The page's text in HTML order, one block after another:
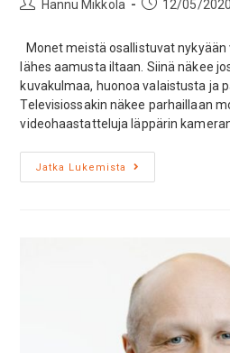
Hannu Mikkola 12/05/2020
Monet meistä osallistuvat
lähes aamusta iltaan. Siinä näkee
kuvakulmaa, huonoa valaistusta ja
Televisiossakin näkee parhaillaan
videohaastatteluja läppärin
Jatka Lukemista